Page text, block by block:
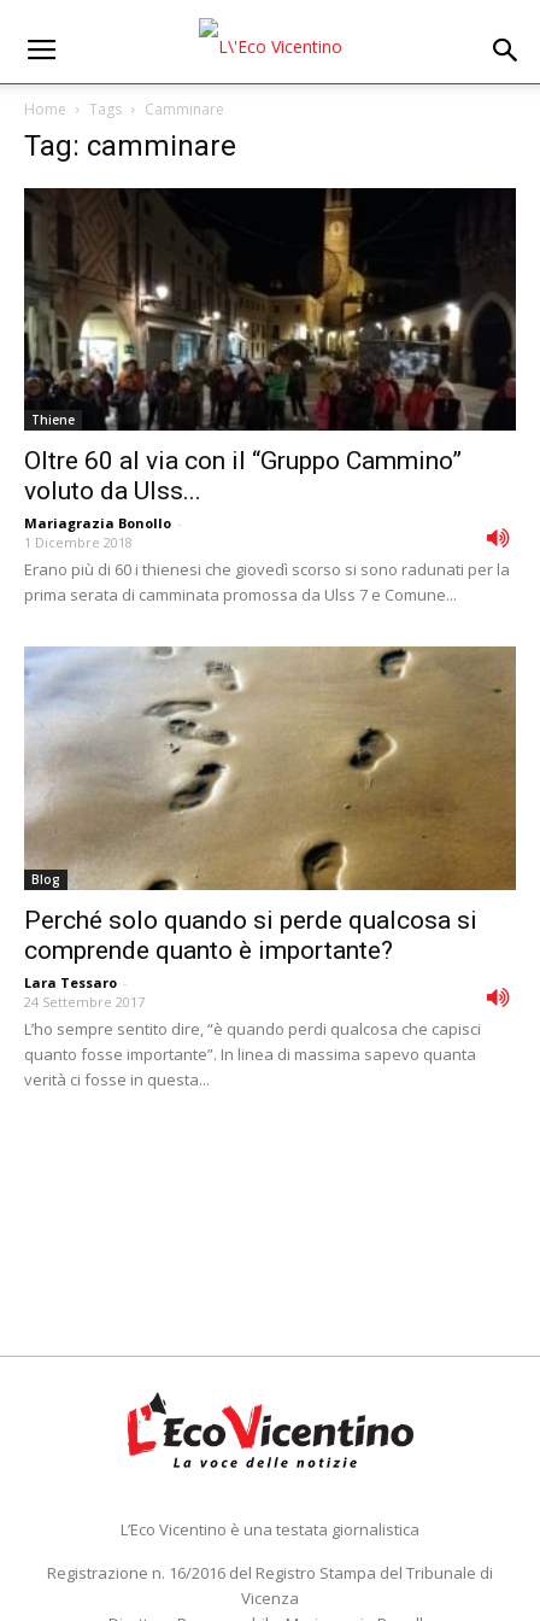
Home Tags Camminare
Tag: camminare
Thiene
Oltre 60 al via con il “Gruppo Cammino”
voluto da Ulss...
Mariagrazia Bonollo -
1 Dicembre 2018
Erano più di 60 i thienesi che giovedì scorso si sono radunati per la
prima serata di camminata promossa da Ulss 7 e Comune...
Blog
Perché solo quando si perde qualcosa si
comprende quanto è importante?
Lara Tessaro -
24 Settembre 2017
L’ho sempre sentito dire, “è quando perdi qualcosa che capisci
quanto fosse importante”. In linea di massima sapevo quanta
verità ci fosse in questa...
L’Eco Vicentino è una testata giornalistica
Registrazione n. 16/2016 del Registro Stampa del Tribunale di
Vicenza